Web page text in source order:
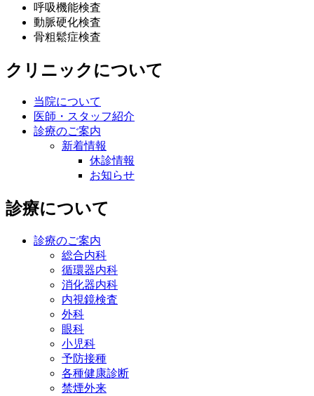
呼吸機能検査
動脈硬化検査
骨粗鬆症検査
クリニックについて
当院について
医師・スタッフ紹介
診療のご案内
新着情報
休診情報
お知らせ
診療について
診療のご案内
総合内科
循環器内科
消化器内科
内視鏡検査
外科
眼科
小児科
予防接種
各種健康診断
禁煙外来